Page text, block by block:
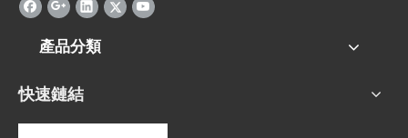
產品分類
快速鏈結